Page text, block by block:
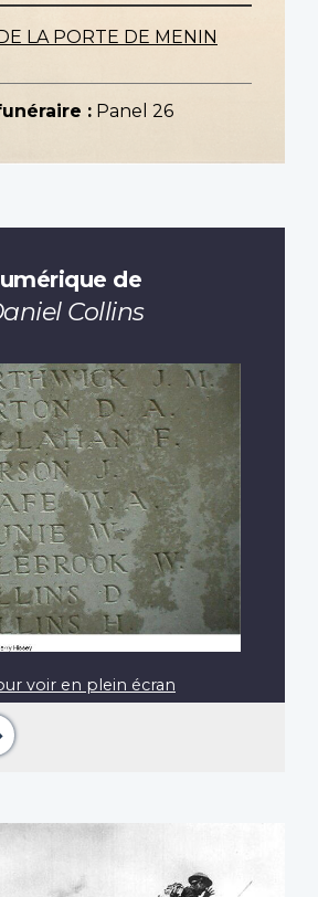
LA PORTE DE MENIN
: Panel 26
Suivant
de
Collins
voir en plein écran